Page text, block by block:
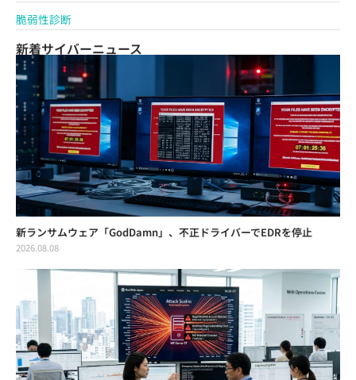
脆弱性診断
新着サイバーニュース
新ランサムウェア「GodDamn」、不正ドライバーでEDRを停止
2026.08.08